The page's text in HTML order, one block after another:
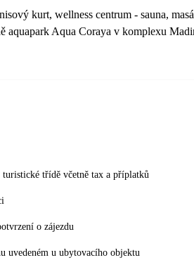
kurt, wellness centrum - sauna,
aquapark Aqua Coraya v komplexu
turistické třídě včetně tax a příplatků
o zájezdu
uvedeném u ubytovacího objektu